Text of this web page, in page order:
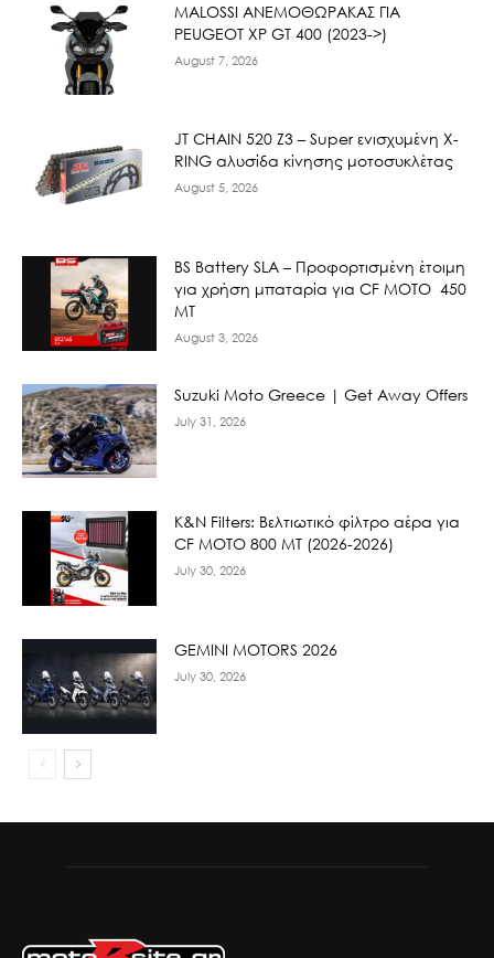
ΜΑLOSSI ΑΝΕΜΟΘΩΡΑΚΑΣ ΓΙΑ
PEUGEOT XP GT 400 (2023->)
August 7, 2026
JT CHAIN 520 Ζ3 – Super ενισχυμένη X-
RING αλυσίδα κίνησης μοτοσυκλέτας
August 5, 2026
BS Battery SLA – Προφορτισμένη έτοιμη
για χρήση μπαταρία για CF MOTO 450
MT
August 3, 2026
Suzuki Moto Greece | Get Away Offers
July 31, 2026
K&N Filters: Βελτιωτικό φίλτρο αέρα για
CF ΜΟΤΟ 800 ΜΤ (2026-2026)
July 30, 2026
GEMINI MOTORS 2026
July 30, 2026